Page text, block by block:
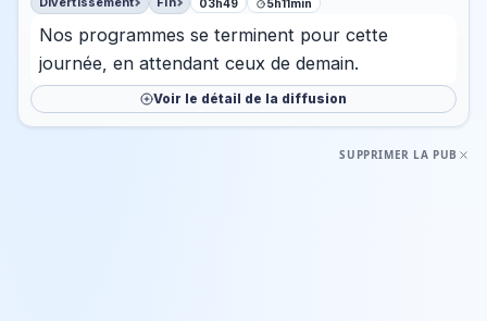
03h49 5h11min
Nos programmes se terminent pour cette
journée, en attendant ceux de demain.
Voir le détail de la diffusion
SUPPRIMER LA PUB